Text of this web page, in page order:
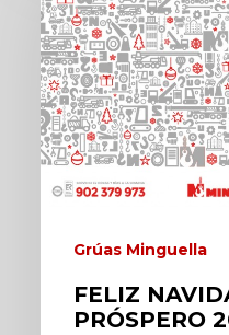
Grúas Minguella
FELIZ
PRÓSPERO